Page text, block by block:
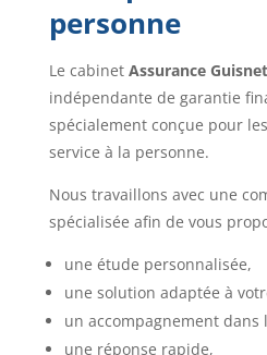
personne
Le cabinet Assurance Guisnet
indépendante de garantie
spécialement conçue pour
service à la personne.
Nous travaillons avec une
spécialisée afin de vous
une étude personnalisée,
une solution adaptée à
un accompagnement dans
une réponse rapide,